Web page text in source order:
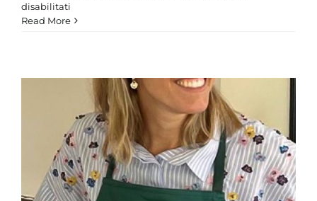
disabilitati
Tania
Read More